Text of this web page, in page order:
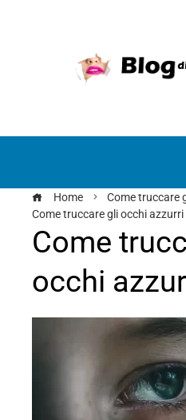
Home
Come truccare
Come truccare gli occhi azzurri
Come
occhi